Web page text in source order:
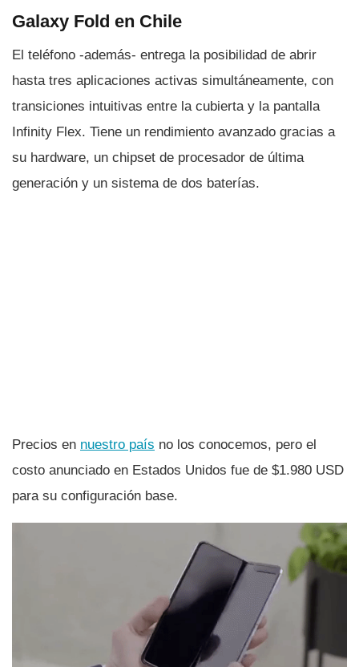
Galaxy Fold en Chile
El teléfono -además- entrega la posibilidad de abrir
hasta tres aplicaciones activas simultáneamente, con
transiciones intuitivas entre la cubierta y la pantalla
Infinity Flex. Tiene un rendimiento avanzado gracias a
su hardware, un chipset de procesador de última
generación y un sistema de dos baterí­as.
Precios en nuestro paí­s no los conocemos, pero el
costo anunciado en Estados Unidos fue de $1.980 USD
para su configuración base.